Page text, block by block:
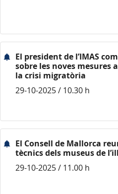
El president de l’IMAS
sobre les noves mesures
la crisi migratòria
29-10-2025 / 10.30 h
El Consell de Mallorca
tècnics dels museus de
29-10-2025 / 11.00 h